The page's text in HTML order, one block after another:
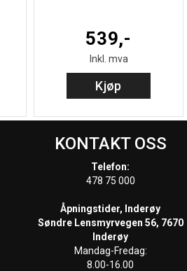
539,-
Inkl. mva
Kjøp
KONTAKT OSS
Telefon:
478 75 000
Åpningstider, Inderøy
Søndre Lensmyrvegen 56, 7670
Inderøy
Mandag-Fredag:
8.00-16.00